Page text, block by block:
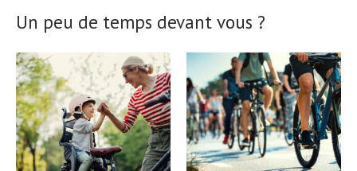
Un peu de temps devant vous ?